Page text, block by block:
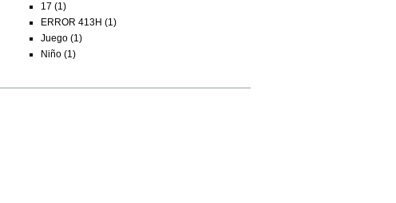
17 (1)
ERROR 413H (1)
Juego (1)
Niño (1)